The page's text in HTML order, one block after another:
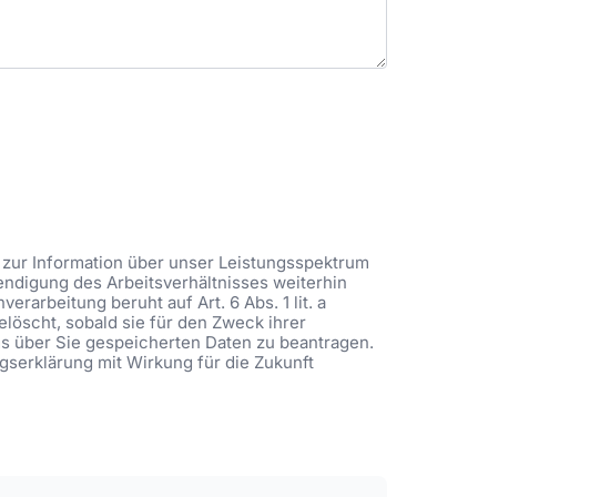
Information über unser Leistungsspektrum
des Arbeitsverhältnisses weiterhin
beruht auf Art. 6 Abs. 1 lit. a
sobald sie für den Zweck ihrer
Sie gespeicherten Daten zu beantragen.
mit Wirkung für die Zukunft